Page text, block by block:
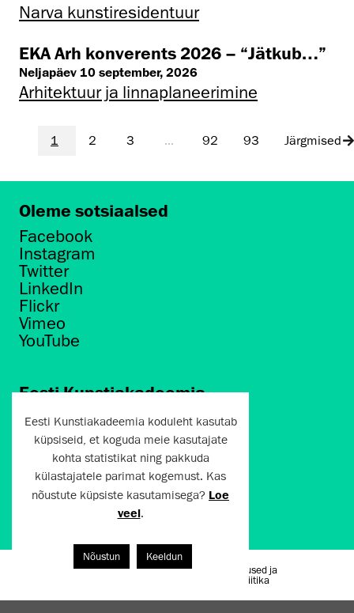
Narva kunstiresidentuur
EKA Arh konverents 2026 – “Jätkub…”
Neljapäev 10 september, 2026
Arhitektuur ja linnaplaneerimine
1 2 3 ... 92 93 Järgmised
Oleme sotsiaalsed
Facebook
Instagram
Twitter
LinkedIn
Flickr
Vimeo
YouTube
Eesti Kunstiakadeemia
Põhja puiestee 7
Tallinn 10412
artun@artun.ee
+372 6267301
Liitu uudiskirjaga!
Kasutustingimused ja
privaatsuspoliitika
Eesti Kunstiakadeemia koduleht kasutab
küpsiseid, et koguda meie kasutajate
kohta statistikat ning pakkuda
külastajatele parimat kogemust. Kas
nõustute küpsiste kasutamisega? Loe
veel.
Nõustun Keeldun